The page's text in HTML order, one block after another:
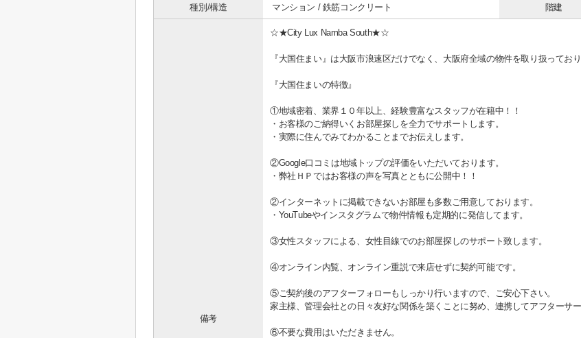
種別/構造 マンション / 鉄筋コンクリート 階建
備考
☆★City Lux Namba South★☆
『大国住まい』は大阪市浪速区だけでなく、大阪府全域の物件を取り扱っており
『大国住まいの特徴』
①地域密着、業界１０年以上、経験豊富なスタッフが在籍中！！
・お客様のご納得いくお部屋探しを全力でサポートします。
・実際に住んでみてわかることまでお伝えします。
②Google口コミは地域トップの評価をいただいております。
・弊社ＨＰではお客様の声を写真とともに公開中！！
②インターネットに掲載できないお部屋も多数ご用意しております。
・YouTubeやインスタグラムで物件情報も定期的に発信してます。
③女性スタッフによる、女性目線でのお部屋探しのサポート致します。
④オンライン内覧、オンライン重説で来店せずに契約可能です。
⑤ご契約後のアフターフォローもしっかり行いますので、ご安心下さい。
家主様、管理会社との日々友好な関係を築くことに努め、連携してアフターサー
⑥不要な費用はいただきません。